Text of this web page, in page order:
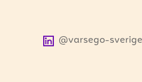
@varsego-